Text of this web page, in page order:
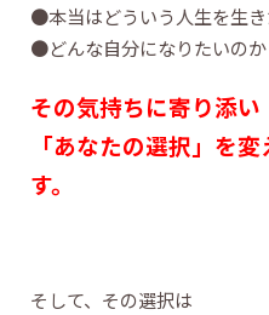
●本当はどういう人生を生き
●どんな自分になりたいのか
その気持ちに寄り添い
「あなたの選択」を
す。
そして、その選択は